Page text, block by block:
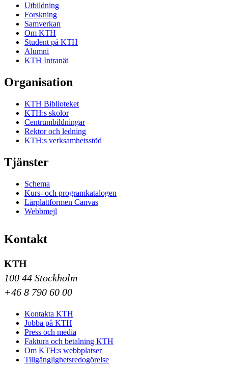
Utbildning
Forskning
Samverkan
Om KTH
Student på KTH
Alumni
KTH Intranät
Organisation
KTH Biblioteket
KTH:s skolor
Centrumbildningar
Rektor och ledning
KTH:s verksamhetsstöd
Tjänster
Schema
Kurs- och programkatalogen
Lärplattformen Canvas
Webbmejl
Kontakt
KTH
100 44 Stockholm
+46 8 790 60 00
Kontakta KTH
Jobba på KTH
Press och media
Faktura och betalning KTH
Om KTH:s webbplatser
Tillgänglighetsredogörelse